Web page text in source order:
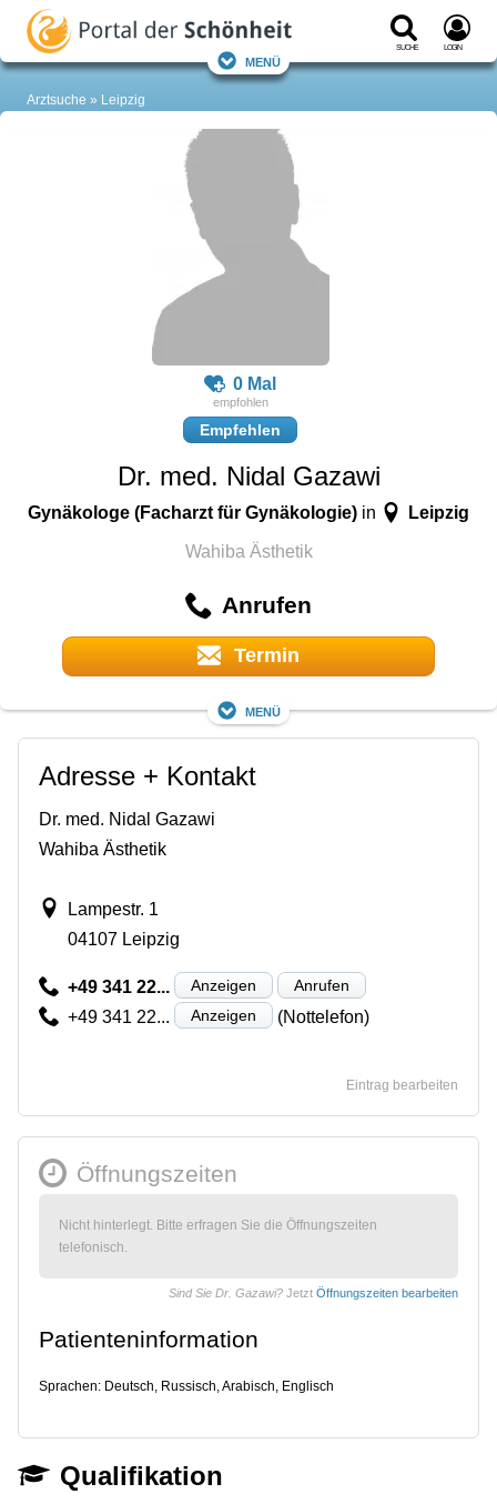
Suche Login
Menü
Arztsuche Leipzig
0 Mal
Empfehlen
Dr. med. Nidal Gazawi
Gynäkologe (Facharzt für Gynäkologie)in Leipzig
Wahiba Ästhetik
Anrufen
Termin
Menü
Adresse + Kontakt
Dr. med. Nidal Gazawi
Wahiba Ästhetik
Lampestr. 1
04107 Leipzig
+49 341 22... Anzeigen Anrufen
+49 341 22... Anzeigen (Nottelefon)
Eintrag bearbeiten
Öffnungszeiten
Nicht hinterlegt. Bitte erfragen Sie die Öffnungszeiten
telefonisch.
Sind Sie Dr. Gazawi? Jetzt Öffnungszeiten bearbeiten
Patienteninformation
Sprachen: Deutsch, Russisch, Arabisch, Englisch
Qualifikation